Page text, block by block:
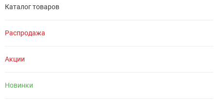
Каталог товаров
Распродажа
Акции
Новинки